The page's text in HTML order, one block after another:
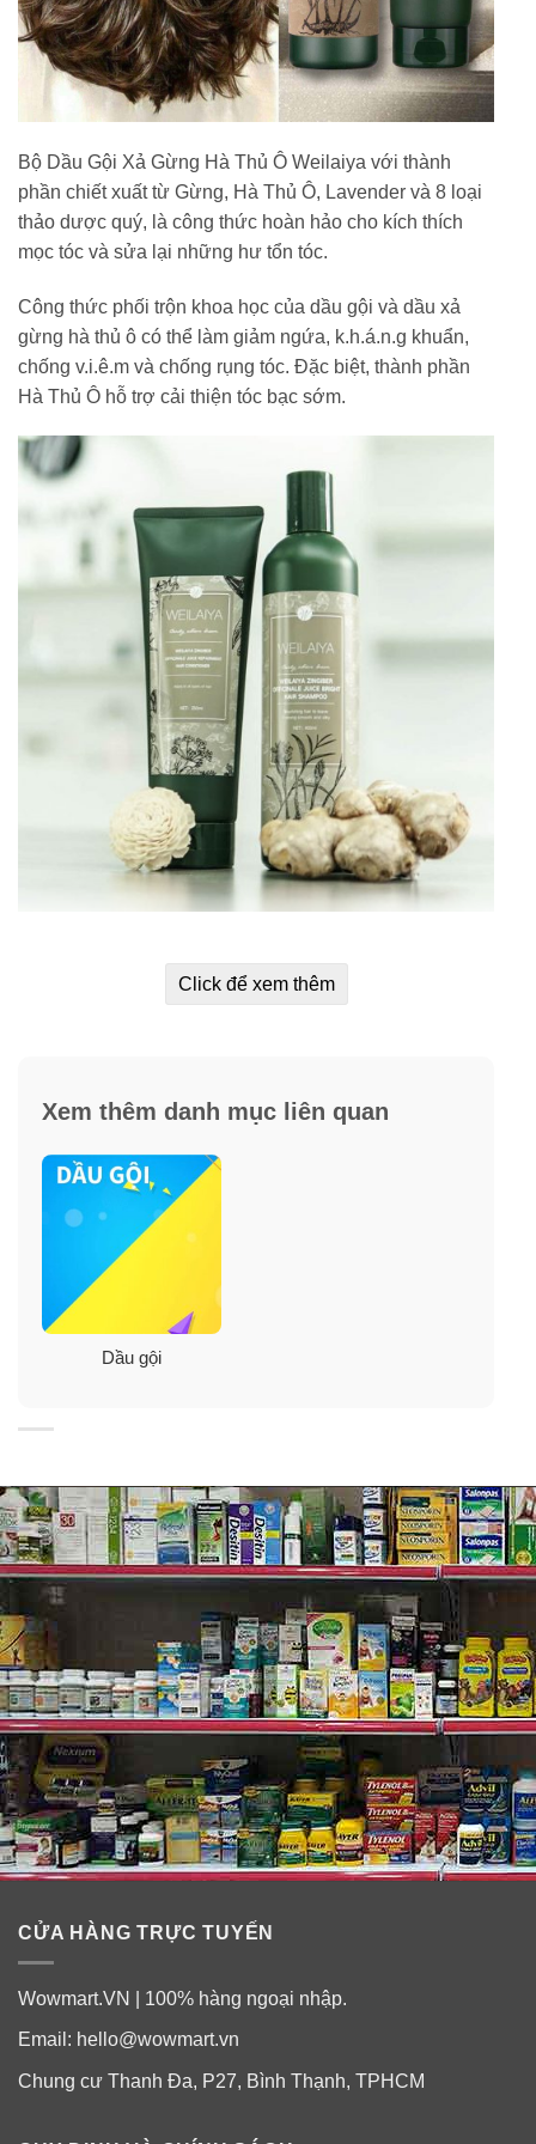
Bộ Dầu Gội Xả Gừng Hà Thủ Ô Weilaiya với thành
phần chiết xuất từ Gừng, Hà Thủ Ô, Lavender và 8 loại
thảo dược quý, là công thức hoàn hảo cho kích thích
mọc tóc và sửa lại những hư tổn tóc.
Công thức phối trộn khoa học của dầu gội và dầu xả
gừng hà thủ ô có thể làm giảm ngứa, k.h.á.n.g khuẩn,
chống v.i.ê.m và chống rụng tóc. Đặc biệt, thành phần
Hà Thủ Ô hỗ trợ cải thiện tóc bạc sớm.
thủ ô Weilaiya:
thảo dược gồm: Lá trắc bách, rễ hoàng liên, Lá bạch
Dầu gội và xả Weilaiya có chứa thành phần gừng, có
thể làm sạch da đầu, loại bỏ gàu và ngăn ngừa rụng tóc.
– Hà thủ ô:
Hà thủ ô có hoạt tính SOD – Superoxide dismutase.
Hoạt tính này có tác dụng rất lớn trong việc làm sạch
nang tóc, hút bớt dầu. Bên cạnh đó, chúng không để lại
chất cặn bã hay dư lượng sau khi làm sạch giống như
các loại dầu gội và xả khác, vì vậy mái tóc của bạn sẽ
cảm thấy nhẹ nhàng và đầy đặn hơn.
Click để xem thêm
Xem thêm danh mục liên quan
Dầu gội
CỬA HÀNG TRỰC TUYẾN
Wowmart.VN | 100% hàng ngoại nhập.
Email: hello@wowmart.vn
Chung cư Thanh Đa, P27, Bình Thạnh, TPHCM